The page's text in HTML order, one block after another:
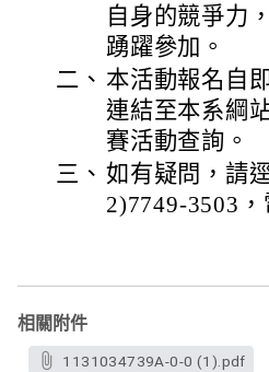
自身的競爭力
踴躍參加。
二、 本活動報名自
連結至本系綱
賽活動查詢。
三、 如有疑問，請
2)7749-3503
相關附件
1131034739A-0-0 (1).pdf